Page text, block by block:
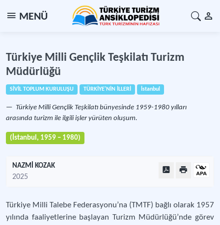
MENÜ
Türkiye Milli Gençlik Teşkilatı Turizm
Müdürlüğü
SİVİL TOPLUM KURULUŞU TÜRKİYE'NİN İLLERİ İstanbul
Türkiye Milli Gençlik Teşkilatı bünyesinde 1959-1980 yılları
arasında turizm ile ilgili işler yürüten oluşum.
(İstanbul, 1959 – 1980)
NAZMİ KOZAK
2025
Türkiye Milli Talebe Federasyonu’na (TMTF) bağlı olarak 1957
yılında faaliyetlerine başlayan Turizm Müdürlüğü’nde görev